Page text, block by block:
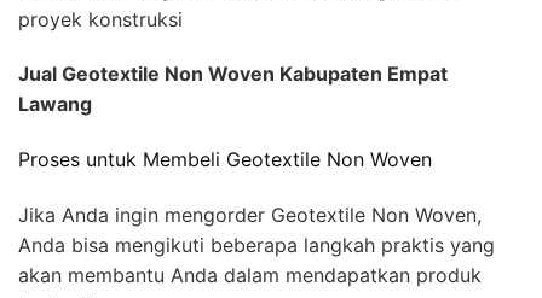
proyek konstruksi
Jual Geotextile Non Woven Kabupaten Empat
Lawang
Proses untuk Membeli Geotextile Non Woven
Jika Anda ingin mengorder Geotextile Non Woven,
Anda bisa mengikuti beberapa langkah praktis yang
akan membantu Anda dalam mendapatkan produk